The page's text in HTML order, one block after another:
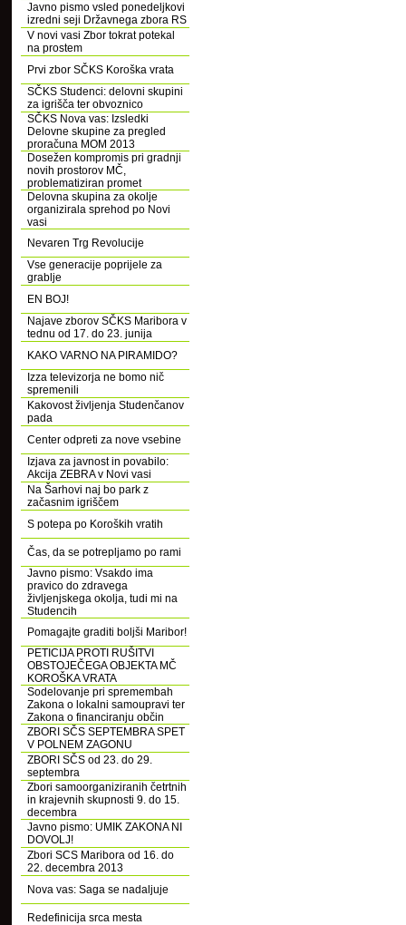
Javno pismo vsled ponedeljkovi
izredni seji Državnega zbora RS
V novi vasi Zbor tokrat potekal
na prostem
Prvi zbor SČKS Koroška vrata
SČKS Studenci: delovni skupini
za igrišča ter obvoznico
SČKS Nova vas: Izsledki
Delovne skupine za pregled
proračuna MOM 2013
Dosežen kompromis pri gradnji
novih prostorov MČ,
problematiziran promet
Delovna skupina za okolje
organizirala sprehod po Novi
vasi
Nevaren Trg Revolucije
Vse generacije poprijele za
grablje
EN BOJ!
Najave zborov SČKS Maribora v
tednu od 17. do 23. junija
KAKO VARNO NA PIRAMIDO?
Izza televizorja ne bomo nič
spremenili
Kakovost življenja Studenčanov
pada
Center odpreti za nove vsebine
Izjava za javnost in povabilo:
Akcija ZEBRA v Novi vasi
Na Šarhovi naj bo park z
začasnim igriščem
S potepa po Koroških vratih
Čas, da se potrepljamo po rami
Javno pismo: Vsakdo ima
pravico do zdravega
življenjskega okolja, tudi mi na
Studencih
Pomagajte graditi boljši Maribor!
PETICIJA PROTI RUŠITVI
OBSTOJEČEGA OBJEKTA MČ
KOROŠKA VRATA
Sodelovanje pri spremembah
Zakona o lokalni samoupravi ter
Zakona o financiranju občin
ZBORI SČS SEPTEMBRA SPET
V POLNEM ZAGONU
ZBORI SČS od 23. do 29.
septembra
Zbori samoorganiziranih četrtnih
in krajevnih skupnosti 9. do 15.
decembra
Javno pismo: UMIK ZAKONA NI
DOVOLJ!
Zbori SCS Maribora od 16. do
22. decembra 2013
Nova vas: Saga se nadaljuje
Redefinicija srca mesta